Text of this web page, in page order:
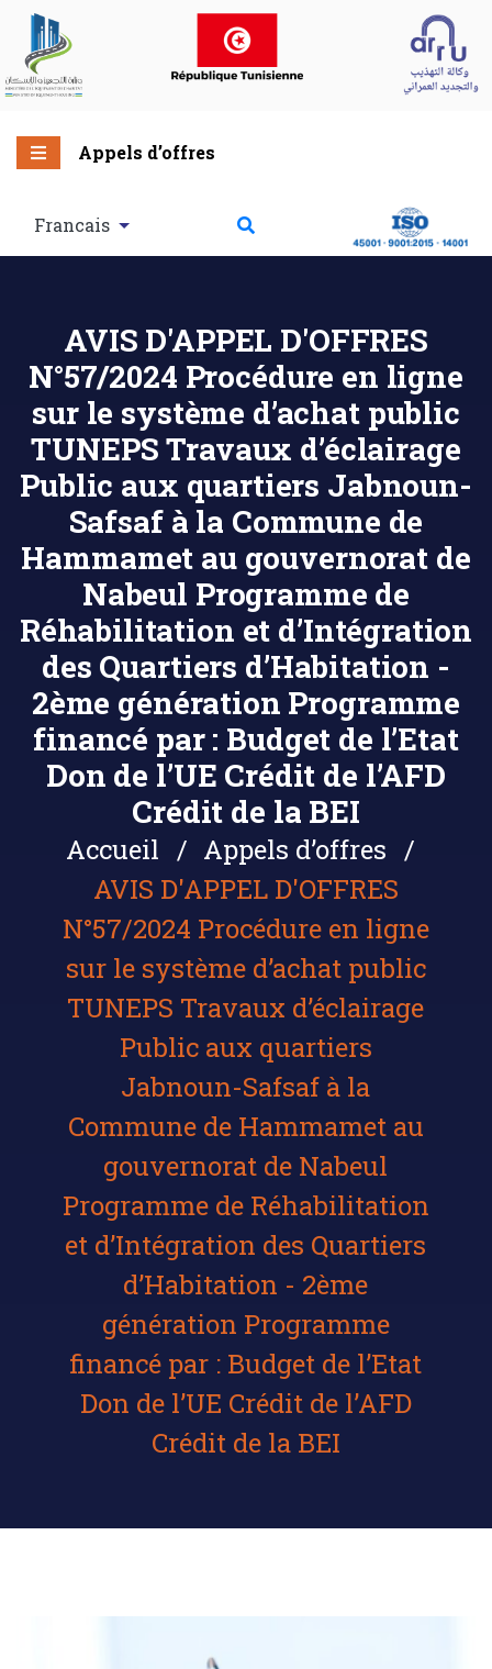
Appels d’offres
Francais
AVIS D'APPEL D'OFFRES
N°57/2024 Procédure en ligne
sur le système d’achat public
TUNEPS Travaux d’éclairage
Public aux quartiers Jabnoun-
Safsaf à la Commune de
Hammamet au gouvernorat de
Nabeul Programme de
Réhabilitation et d’Intégration
des Quartiers d’Habitation -
2ème génération Programme
financé par : Budget de l’Etat
Don de l’UE Crédit de l’AFD
Crédit de la BEI
Accueil
Appels d’offres
AVIS D'APPEL D'OFFRES
N°57/2024 Procédure en ligne
sur le système d’achat public
TUNEPS Travaux d’éclairage
Public aux quartiers
Jabnoun-Safsaf à la
Commune de Hammamet au
gouvernorat de Nabeul
Programme de Réhabilitation
et d’Intégration des Quartiers
d’Habitation - 2ème
génération Programme
financé par : Budget de l’Etat
Don de l’UE Crédit de l’AFD
Crédit de la BEI